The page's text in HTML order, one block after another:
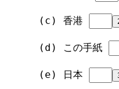
(c) 香港
(d) この手紙
(e) 日本